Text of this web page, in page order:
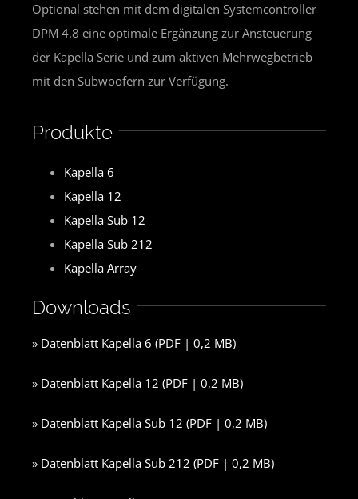
Optional stehen mit dem digitalen Systemcontroller
DPM 4.8 eine optimale Ergänzung zur Ansteuerung
der Kapella Serie und zum aktiven Mehrwegbetrieb
mit den Subwoofern zur Verfügung.
Produkte
Kapella 6
Kapella 12
Kapella Sub 12
Kapella Sub 212
Kapella Array
Downloads
» Datenblatt Kapella 6 (PDF | 0,2 MB)
» Datenblatt Kapella 12 (PDF | 0,2 MB)
» Datenblatt Kapella Sub 12 (PDF | 0,2 MB)
» Datenblatt Kapella Sub 212 (PDF | 0,2 MB)